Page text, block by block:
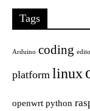
Tags
Arduino coding
platform linux
openwrt python